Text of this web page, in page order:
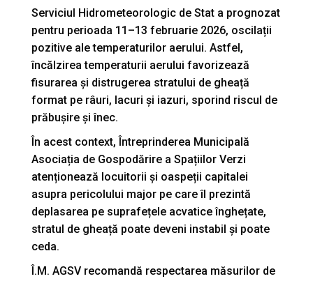
Serviciul Hidrometeorologic de Stat a prognozat
pentru perioada 11–13 februarie 2026, oscilații
pozitive ale temperaturilor aerului. Astfel,
încălzirea temperaturii aerului favorizează
fisurarea și distrugerea stratului de gheață
format pe râuri, lacuri și iazuri, sporind riscul de
prăbușire și înec.
În acest context, Întreprinderea Municipală
Asociația de Gospodărire a Spațiilor Verzi
atenționează locuitorii și oaspeții capitalei
asupra pericolului major pe care îl prezintă
deplasarea pe suprafețele acvatice înghețate,
stratul de gheață poate deveni instabil și poate
ceda.
Î.M. AGSV recomandă respectarea măsurilor de